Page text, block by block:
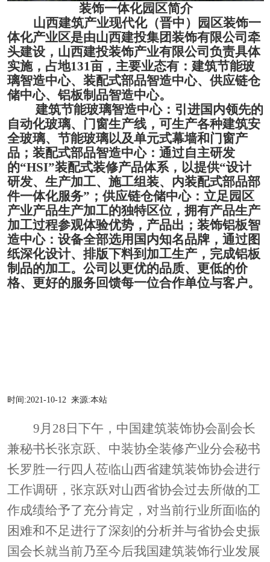
装饰一体化园区简介
山西建筑产业现代化（晋中）园区装饰一
体化产业区是由山西建投集团装饰有限公司牵
头建设，山西建投装饰产业有限公司负责具体
实施，占地131亩，主要业态有：建筑节能玻
璃智造中心、装配式部品智造中心、供应链仓
储中心、铝板制品智造中心。
建筑节能玻璃智造中心：引进国内领先的
自动化玻璃、门窗生产线，可生产各种建筑安
全玻璃、节能玻璃以及单元式幕墙和门窗产
品；装配式部品智造中心：通过自主研发
的“HSI”装配式装修产品体系，以提供“设计
研发、生产加工、施工组装、内装配式部品部
件一体化服务”；供应链仓储中心：立足园区
产业产品生产加工的独特区位，拥有产品生产
加工过程参观体验优势，产品出；装饰铝板智
造中心：设备全部选用国内知名品牌，通过图
纸深化设计、排版下料到加工生产，完成铝板
制品的加工。公司以更优的品质、更低的价
格、更好的服务回馈每一位合作单位与客户。
时间:2021-10-12来源:本站
9月28日下午，中国建筑装饰协会副会长
兼秘书长张京跃、中装协全装修产业分会秘书
长罗胜一行四人莅临山西省建筑装饰协会进行
工作调研，张京跃对山西省协会过去所做的工
作成绩给予了充分肯定，对当前行业所面临的
困难和不足进行了深刻的分析并与省协会史振
国会长就当前乃至今后我国建筑装饰行业发展